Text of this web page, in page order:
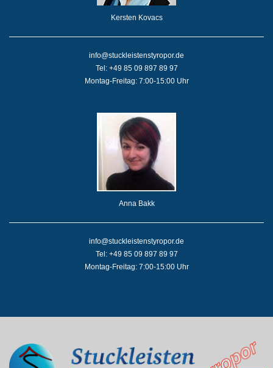
Kersten Kovacs
info@stuckleistenstyropor.de
Tel: +49 85 09 897 89 97
Montag-Freitag: 7:00-15:00 Uhr
Anna Bakk
info@stuckleistenstyropor.de
Tel: +49 85 09 897 89 97
Montag-Freitag: 7:00-15:00 Uhr